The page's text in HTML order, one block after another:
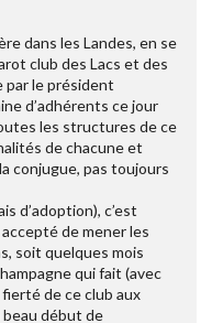
dans les Landes, en se
club des Lacs et des
par le président
d’adhérents ce jour
les structures de ce
de chacune et
conjugue, pas toujours
d’adoption), c’est
de mener les
soit quelques mois
qui fait (avec
de ce club aux
début de